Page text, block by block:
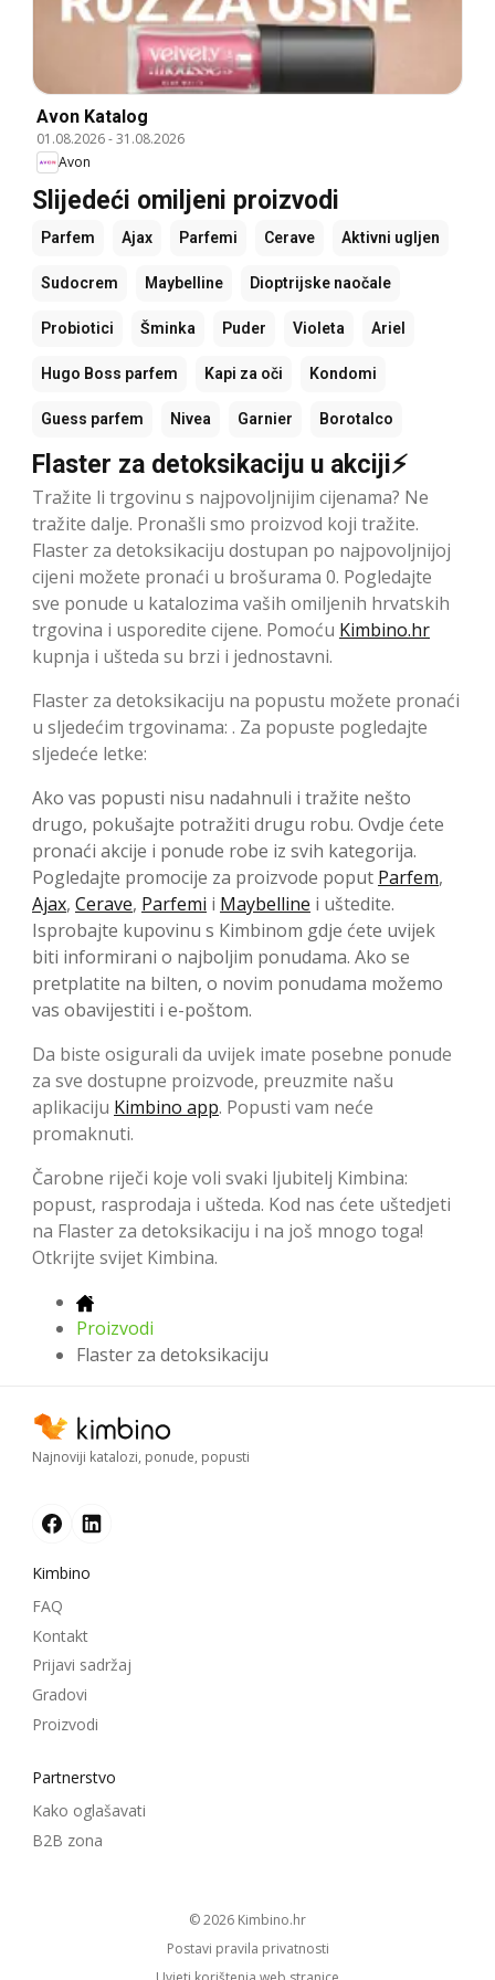
Avon Katalog
01.08.2026-31.08.2026
Avon
Slijedeći omiljeni proizvodi
Parfem Ajax Parfemi Cerave Aktivni ugljen
Sudocrem Maybelline Dioptrijske naočale
Probiotici Šminka Puder Violeta Ariel
Hugo Boss parfem Kapi za oči Kondomi
Guess parfem Nivea Garnier Borotalco
Flaster za detoksikaciju u akciji⚡
Tražite li trgovinu s najpovoljnijim cijenama? Ne
tražite dalje. Pronašli smo proizvod koji tražite.
Flaster za detoksikaciju dostupan po najpovoljnijoj
cijeni možete pronaći u brošurama 0. Pogledajte
sve ponude u katalozima vaših omiljenih hrvatskih
trgovina i usporedite cijene. Pomoću Kimbino.hr
kupnja i ušteda su brzi i jednostavni.
Flaster za detoksikaciju na popustu možete pronaći
u sljedećim trgovinama: . Za popuste pogledajte
sljedeće letke:
Ako vas popusti nisu nadahnuli i tražite nešto
drugo, pokušajte potražiti drugu robu. Ovdje ćete
pronaći akcije i ponude robe iz svih kategorija.
Pogledajte promocije za proizvode poput Parfem,
Ajax, Cerave, Parfemi i Maybelline i uštedite.
Isprobajte kupovinu s Kimbinom gdje ćete uvijek
biti informirani o najboljim ponudama. Ako se
pretplatite na bilten, o novim ponudama možemo
vas obavijestiti i e-poštom.
Da biste osigurali da uvijek imate posebne ponude
za sve dostupne proizvode, preuzmite našu
aplikaciju Kimbino app. Popusti vam neće
promaknuti.
Čarobne riječi koje voli svaki ljubitelj Kimbina:
popust, rasprodaja i ušteda. Kod nas ćete uštedjeti
na Flaster za detoksikaciju i na još mnogo toga!
Otkrijte svijet Kimbina.
Proizvodi
Flaster za detoksikaciju
Najnoviji katalozi, ponude, popusti
Kimbino
FAQ
Kontakt
Prijavi sadržaj
Gradovi
Proizvodi
Partnerstvo
Kako oglašavati
B2B zona
© 2026
kimbino.hr
Postavi pravila privatnosti